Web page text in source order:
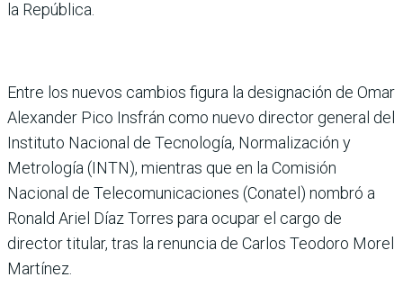
la República.
Entre los nuevos cambios figura la designación de Omar
Alexander Pico Insfrán como nuevo director general del
Instituto Nacional de Tecnología, Normalización y
Metrología (INTN), mientras que en la Comisión
Nacional de Telecomunicaciones (Conatel) nombró a
Ronald Ariel Díaz Torres para ocupar el cargo de
director titular, tras la renuncia de Carlos Teodoro Morel
Martínez.